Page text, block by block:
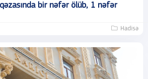
bir nəfər ölüb, 1 nəfər
Hadisə